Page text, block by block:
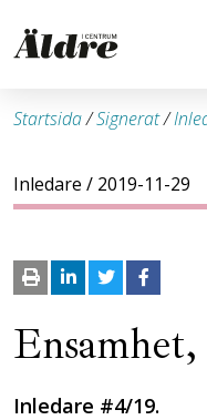
Startsida/Signerat/
Inledare / 2019-11-29
Inledare #4/19.